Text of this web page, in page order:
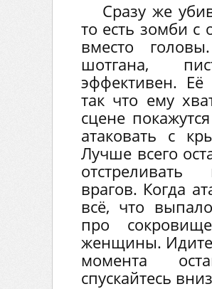
Сразу же
то есть зомби
вместо
шотгана,
эффективен.
так что ему
сцене
атаковать с
Лучше всего
врагов. Когда
всё, что
про
женщины. Идите
момента
спускайтесь